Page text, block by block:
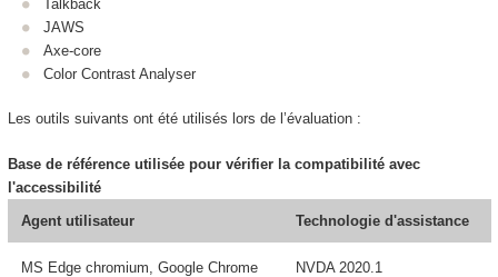
Talkback
JAWS
Axe-core
Color Contrast Analyser
Les outils suivants ont été utilisés lors de l’évaluation :
Base de référence utilisée pour vérifier la compatibilité avec
l'accessibilité
Agent utilisateur
Technologie d'assistance
MS Edge chromium, Google Chrome NVDA 2020.1